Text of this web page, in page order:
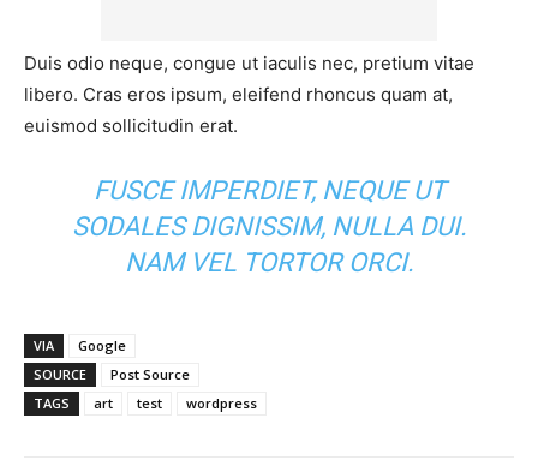
Duis odio neque, congue ut iaculis nec, pretium vitae
libero. Cras eros ipsum, eleifend rhoncus quam at,
euismod sollicitudin erat.
FUSCE IMPERDIET, NEQUE UT
SODALES DIGNISSIM, NULLA DUI.
NAM VEL TORTOR ORCI.
VIA
Google
SOURCE
Post Source
TAGS
art test wordpress